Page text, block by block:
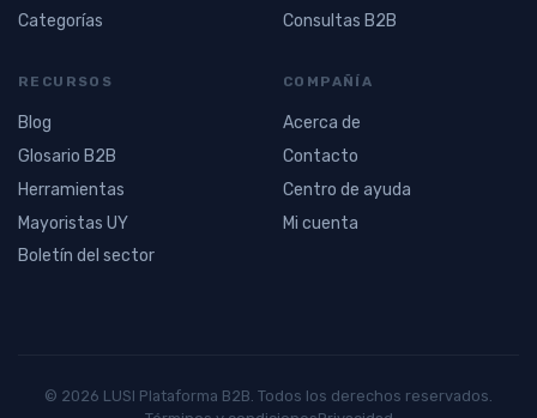
Categorías
Consultas B2B
RECURSOS
Blog
Glosario B2B
Herramientas
Mayoristas UY
Boletín del sector
COMPAÑÍA
Acerca de
Contacto
Centro de ayuda
Mi cuenta
© 2026 LUSI Plataforma B2B. Todos los derechos reservados.